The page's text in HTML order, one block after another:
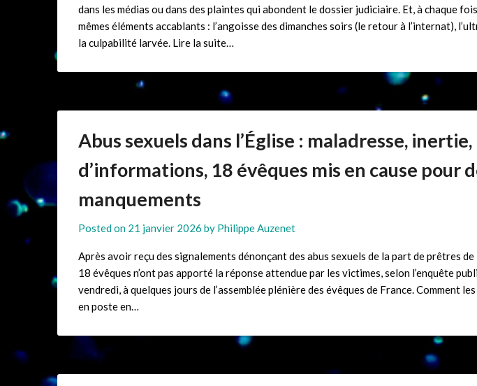
dans les médias ou dans des plaintes qui abondent le dossier judiciaire. Et, à chaque
mêmes éléments accablants : l’angoisse des dimanches soirs (le retour à l’internat),
la culpabilité larvée. Lire la suite…
Abus sexuels dans l’Église : maladresse,
d’informations, 18 évêques mis en cause pour
manquements
Posted on 21 janvier 2026 by Philippe Auzenet
Après avoir reçu des signalements dénonçant des abus sexuels de la part de prêtres de
18 évêques n’ont pas apporté la réponse attendue par les victimes, selon l’enquête
vendredi, à quelques jours de l’assemblée plénière des évêques de France. Comment
en poste en…